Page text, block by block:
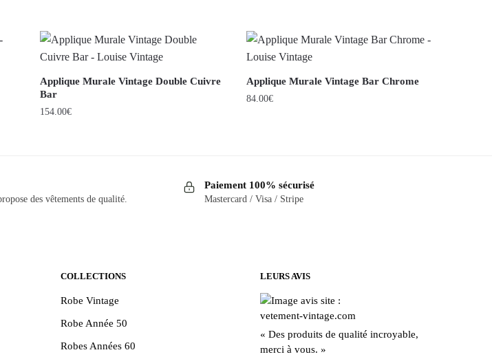
Applique Murale Vintage Double Cuivre
Bar
154.00€
Applique Murale Vintage Bar Chrome
84.00€
des vêtements de qualité.
Paiement 100% sécurisé
Mastercard / Visa / Stripe
COLLECTIONS
Robe Vintage
Robe Année 50
Robes Années 60
LEURS AVIS
« Des produits de qualité incroyable,
merci à vous. »